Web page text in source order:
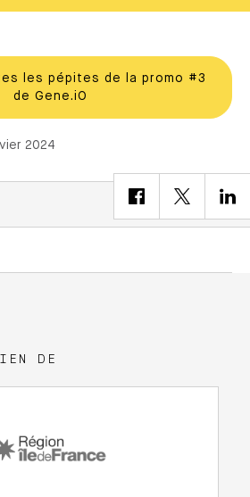
les pépites de la promo #3
de Gene.iO
2024
DE